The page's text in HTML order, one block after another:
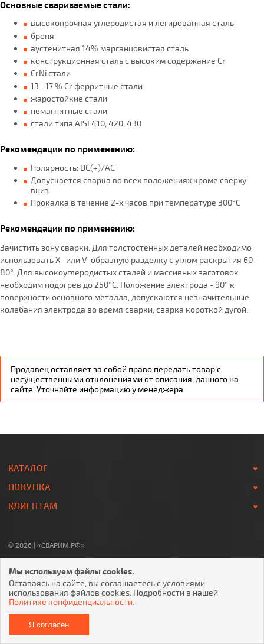
Основные свариваемые стали:
высокопрочная углеродистая и легированная сталь
броня
аустенитная 14% марганцовистая сталь
конструкционная сталь с высоким содержание Сr
CrNi стали
13 –17 % Cr ферритные стали
жаростойкие стали
немагнитные стали
стали типа AISI 410, 420, 430
Рекомендации по применению:
Полярность: DC(+)/АС
Допускается сварка во всех положениях кроме сверху
вниз
Прокалка в течение 2-х часов при температуре 300°С
Рекомендации по применению:
Зачистить зону сварки. Для толстостенных деталей необходимо
использовать X- или V-образную разделку с углом раскрытия 60-
80°. Для высокоуглеродистых сталей и массивных заготовок
необходим подогрев до 250°С. Положение электрода - 90° к
поверхности основного металла, допускаются незначительные
колебания электрода во время сварки, сварка короткой дугой.
Продавец оставляет за собой право передать товар с
несущественными отклонениями от описания, данного на
сайте. Уточняйте информацию у менеджера.
КАТАЛОГ
ПОКУПКА
КЛИЕНТАМ
© 2026 | «СВАРИМ.РФ»
8-800-700-78-07
Звонок по России БЕСПЛАТНЫЙ
ОТПРАВЛЯЯ ЛЮБУЮ ФОРМУ НА САЙТЕ, ВЫ СОГЛАШАЕТЕСЬ С
ПОЛИТИКОЙ КОНФИДЕНЦИАЛЬНОСТИ
ПОЛЬЗОВАТЕЛЬСКИМ СОГЛАШЕНИЕМ
Мы используем файлы cookies.
Оставаясь на сайте, вы соглашаетесь с условиями
использования файлов cookies. Подробности в нашей
Политике конфиденциальности
Я согласен